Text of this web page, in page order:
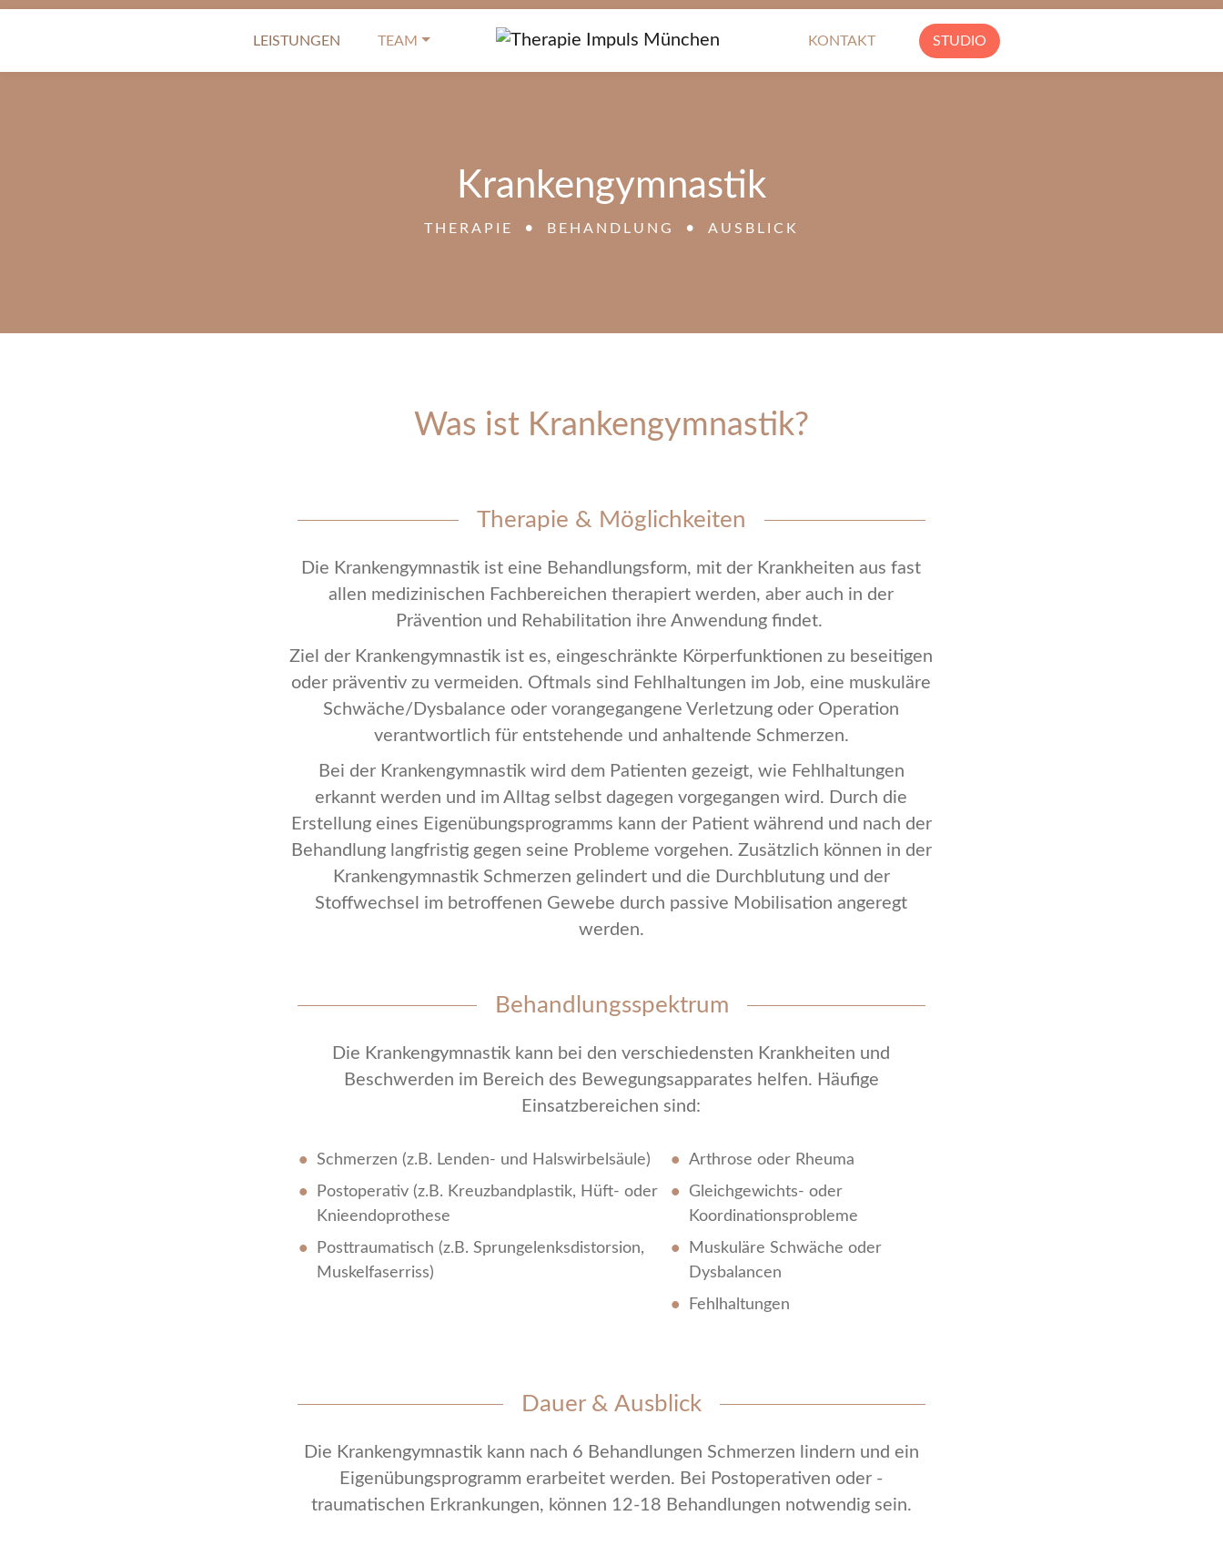
LEISTUNGEN TEAM KONTAKT STUDIO
Krankengymnastik
THERAPIE BEHANDLUNG AUSBLICK
Was ist Krankengymnastik?
Therapie & Möglichkeiten
Die Krankengymnastik ist eine Behandlungsform, mit der Krankheiten aus fast
allen medizinischen Fachbereichen therapiert werden, aber auch in der
Prävention und Rehabilitation ihre Anwendung findet.
Ziel der Krankengymnastik ist es, eingeschränkte Körperfunktionen zu beseitigen
oder präventiv zu vermeiden. Oftmals sind Fehlhaltungen im Job, eine muskuläre
Schwäche/Dysbalance oder vorangegangene Verletzung oder Operation
verantwortlich für entstehende und anhaltende Schmerzen.
Bei der Krankengymnastik wird dem Patienten gezeigt, wie Fehlhaltungen
erkannt werden und im Alltag selbst dagegen vorgegangen wird. Durch die
Erstellung eines Eigenübungsprogramms kann der Patient während und nach der
Behandlung langfristig gegen seine Probleme vorgehen. Zusätzlich können in der
Krankengymnastik Schmerzen gelindert und die Durchblutung und der
Stoffwechsel im betroffenen Gewebe durch passive Mobilisation angeregt
werden.
Behandlungsspektrum
Die Krankengymnastik kann bei den verschiedensten Krankheiten und
Beschwerden im Bereich des Bewegungsapparates helfen. Häufige
Einsatzbereichen sind:
Schmerzen (z.B. Lenden- und Halswirbelsäule)
Postoperativ (z.B. Kreuzbandplastik, Hüft- oder
Knieendoprothese
Posttraumatisch (z.B. Sprungelenksdistorsion,
Muskelfaserriss)
Arthrose oder Rheuma
Gleichgewichts- oder
Koordinationsprobleme
Muskuläre Schwäche oder
Dysbalancen
Fehlhaltungen
Dauer & Ausblick
Die Krankengymnastik kann nach 6 Behandlungen Schmerzen lindern und ein
Eigenübungsprogramm erarbeitet werden. Bei Postoperativen oder -
traumatischen Erkrankungen, können 12-18 Behandlungen notwendig sein.